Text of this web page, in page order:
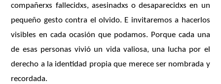
compañerxs fallecidxs, asesinadxs o desaparecidxs en un
pequeño gesto contra el olvido. E invitaremos a hacerlos
visibles en cada ocasión que podamos. Porque cada una
de esas personas vivió un vida valiosa, una lucha por el
derecho a la identidad propia que merece ser nombrada y
recordada.